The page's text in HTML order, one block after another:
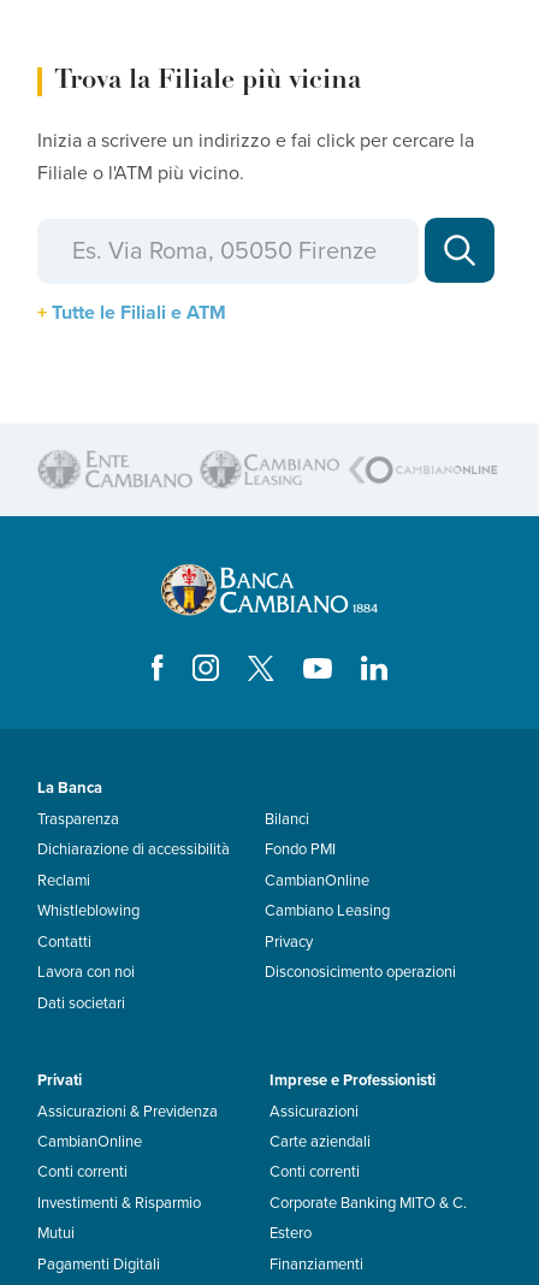
Trova la Filiale più vicina
Inizia a scrivere un indirizzo e fai click per cercare la
Filiale o l'ATM più vicino.
Tutte le Filiali e ATM
La Banca
Trasparenza
Dichiarazione di accessibilità
Reclami
Whistleblowing
Contatti
Lavora con noi
Dati societari
Bilanci
Fondo PMI
CambianOnline
Cambiano Leasing
Privacy
Disconosicimento operazioni
Privati
Assicurazioni & Previdenza
CambianOnline
Conti correnti
Investimenti & Risparmio
Mutui
Pagamenti Digitali
Imprese e Professionisti
Assicurazioni
Carte aziendali
Conti correnti
Corporate Banking MITO & C.
Estero
Finanziamenti